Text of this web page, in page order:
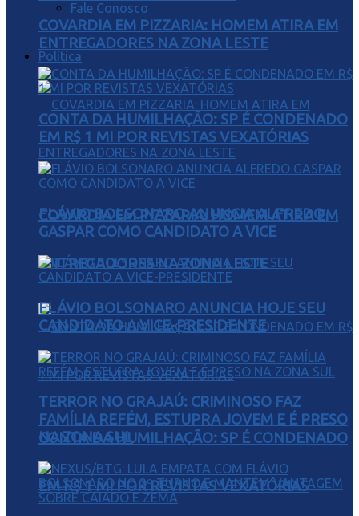
Fale Conosco
Política
COVARDIA EM PIZZARIA: HOMEM ATIRA EM
ENTREGADORES NA ZONA LESTE
CONTA DA HUMILHAÇÃO: SP É CONDENADO
EM R$ 1 MI POR REVISTAS VEXATÓRIAS
COVARDIA EM PIZZARIA: HOMEM ATIRA EM
ENTREGADORES NA ZONA LESTE
CONTA DA HUMILHAÇÃO: SP É CONDENADO
EM R$ 1 MI POR REVISTAS VEXATÓRIAS
FLÁVIO BOLSONARO ANUNCIA ALFREDO
GASPAR COMO CANDIDATO A VICE
FLÁVIO BOLSONARO ANUNCIA HOJE SEU
CANDIDATO A VICE-PRESIDENTE
TERROR NO GRAJAÚ: CRIMINOSO FAZ
FAMÍLIA REFÉM, ESTUPRA JOVEM E É PRESO
NA ZONA SUL